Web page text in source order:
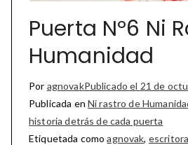
Puerta Nº6 Ni
Humanidad
Por agnovakPublicado el 21 de
Publicada en Ni rastro de
historia detrás de cada puerta
Etiquetada comoagnovak,